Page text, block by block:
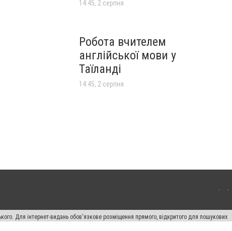
14:45, 2 серпня
Робота вчителем
англійської мови у
Таїланді
14:45, 2 серпня
Для інтернет-видань обов'язкове розміщення прямого, відкритого для пошукових